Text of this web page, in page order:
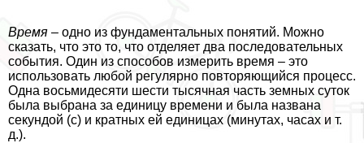
Время – одно из фундаментальных понятий. Можно
сказать, что это то, что отделяет два последовательных
события. Один из способов измерить время – это
использовать любой регулярно повторяющийся процесс.
Одна восьмидесяти шести тысячная часть земных суток
была выбрана за единицу времени и была названа
секундой (с) и кратных ей единицах (минутах, часах и т.
д.).